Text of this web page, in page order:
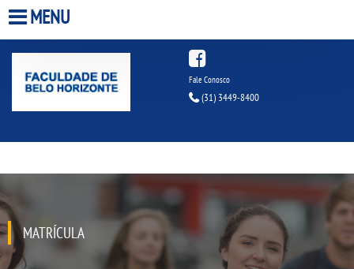
INFRAESTRUTURA
MENU
Fale Conosco
(31) 3449-8400
MATRÍCULA